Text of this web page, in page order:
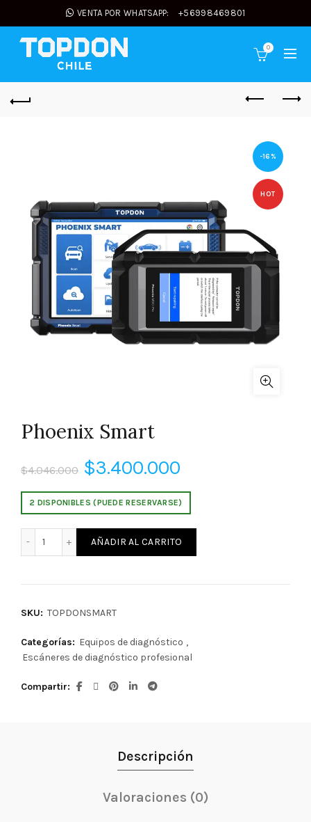
VENTA POR WHATSAPP: +56998469801
0
-16%
HOT
Phoenix Smart
$4.046.000 El
precio
original
era:
$3.400.000
precio
actual
es:
2 DISPONIBLES (PUEDE RESERVARSE)
Phoenix Smart cantidad
AÑADIR AL CARRITO
SKU: TOPDONSMART
Categorías: Equipos de diagnóstico ,
Escáneres de diagnóstico profesional
Compartir
Descripción
Valoraciones (0)